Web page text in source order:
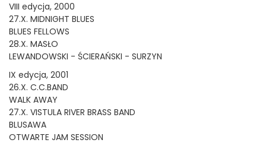
VIII edycja, 2000
27.X. MIDNIGHT BLUES
BLUES FELLOWS
28.X. MASŁO
LEWANDOWSKI - ŚCIERAŃSKI - SURZYN
IX edycja, 2001
26.X. C.C.BAND
WALK AWAY
27.X. VISTULA RIVER BRASS BAND
BLUSAWA
OTWARTE JAM SESSION